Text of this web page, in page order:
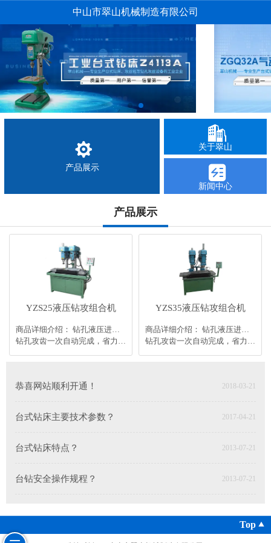
中山市翠山机械制造有限公司
产品展示
关于翠山
新闻中心
产品展示
YZS25液压钻攻组合机
商品详细介绍： 钻孔液压进刀，攻齿丝套进刀变频调速，进给稳定。
钻孔攻齿一次自动完成，省力高效。也可单机使用。
YZS35液压钻攻组合机
商品详细介绍： 钻孔液压进刀，攻齿丝套进刀变频调速，进给稳定。
钻孔攻齿一次自动完成，省力高效。也可单机使用。
恭喜网站顺利开通！ 2018-03-21
台式钻床主要技术参数？ 2017-04-21
台式钻床特点？ 2013-07-21
台钻安全操作规程？ 2013-07-21
Top